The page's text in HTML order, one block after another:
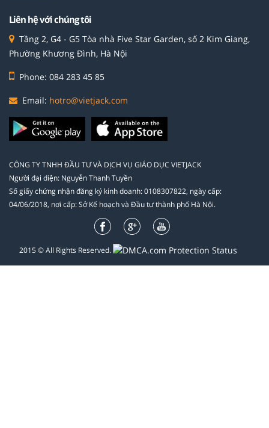
Liên hệ với chúng tôi
Tầng 2, G4 - G5 Tòa nhà Five Star Garden, số 2 Kim Giang,
Phường Khương Đình, Hà Nội
Phone: 084 283 45 85
Email: hotro@vietjack.com
CÔNG TY TNHH ĐẦU TƯ VÀ DỊCH VỤ GIÁO DỤC VIETJACK
Người đại diện: Nguyễn Thanh Tuyền
Số giấy chứng nhận đăng ký kinh doanh: 0108307822, ngày cấp:
04/06/2018, nơi cấp: Sở Kế hoạch và Đầu tư thành phố Hà Nội.
2015 © All Rights Reserved.